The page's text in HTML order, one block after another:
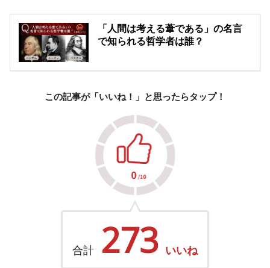
「人間は考える葦である」の名言
で知られる哲学者は誰？
この記事が「いいね！」と思ったらタップ！
合計 273 いいね